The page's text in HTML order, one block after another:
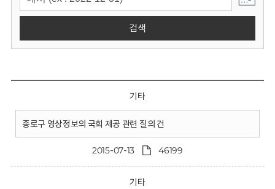
검색
기타
종로구 영상정보의 국회 제공 관련 질의 건
2015-07-13 46199
기타